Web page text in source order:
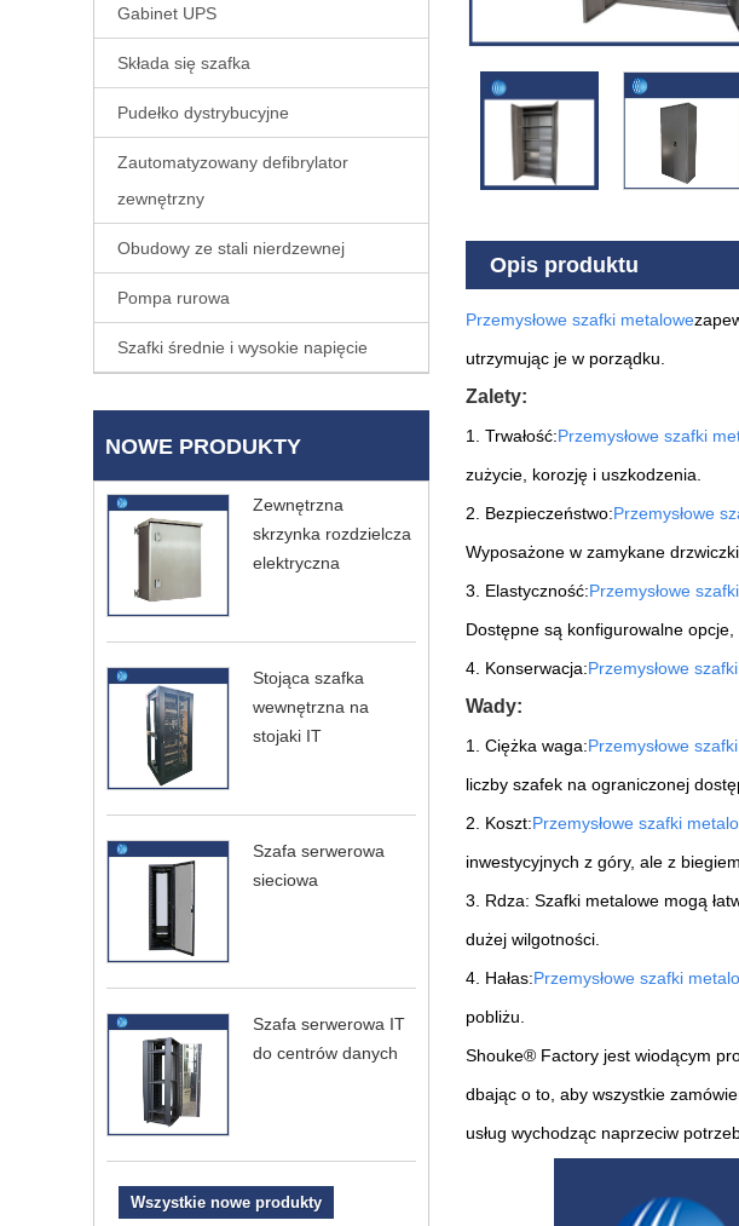
Gabinet UPS
Składa się szafka
Pudełko dystrybucyjne
Zautomatyzowany defibrylator
zewnętrzny
Obudowy ze stali nierdzewnej
Pompa rurowa
Szafki średnie i wysokie napięcie
NOWE PRODUKTY
Zewnętrzna
skrzynka rozdzielcza
elektryczna
Stojąca szafka
wewnętrzna na
stojaki IT
Szafa serwerowa
sieciowa
Szafa serwerowa IT
do centrów danych
Wszystkie nowe produkty
Opis produktu
Przemysłowe szafki metalowe
utrzymując je w porządku.
Zalety:
1. Trwałość:Przemysłowe szafki
zużycie, korozję i uszkodzenia.
2. Bezpieczeństwo:Przemysłowe
Wyposażone w zamykane
3. Elastyczność:Przemysłowe
Dostępne są konfigurowalne
4. Konserwacja:Przemysłowe
Wady:
1. Ciężka waga:Przemysłowe
liczby szafek na ograniczonej
2. Koszt:Przemysłowe szafki
inwestycyjnych z góry, ale z
3. Rdza: Szafki metalowe mogą
dużej wilgotności.
4. Hałas:Przemysłowe szafki
pobliżu.
Shouke® Factory jest wiodącym
dbając o to, aby wszystkie
usług wychodząc naprzeciw